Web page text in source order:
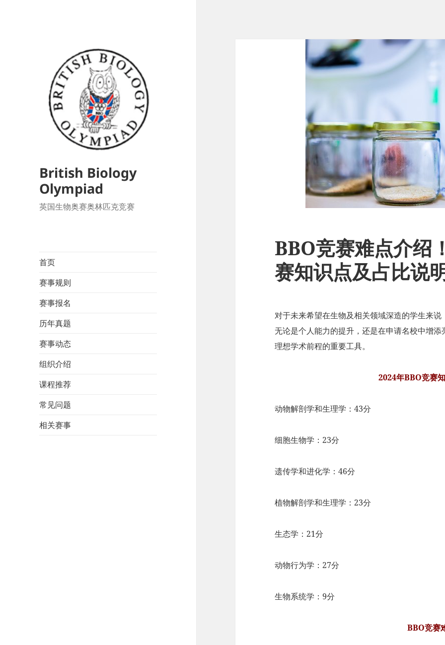
British Biology
Olympiad
英国生物奥赛奥林匹克竞赛
首页
赛事规则
赛事报名
历年真题
赛事动态
组织介绍
课程推荐
常见问题
相关赛事
BBO竞赛难点介绍
赛知识点及占比说
对于未来希望在生物及相关领域深造的学生来
无论是个人能力的提升，还是在申请名校中增
理想学术前程的重要工具。
2024年BBO竞赛
动物解剖学和生理学：43分
细胞生物学：23分
遗传学和进化学：46分
植物解剖学和生理学：23分
生态学：21分
动物行为学：27分
生物系统学：9分
BBO竞赛